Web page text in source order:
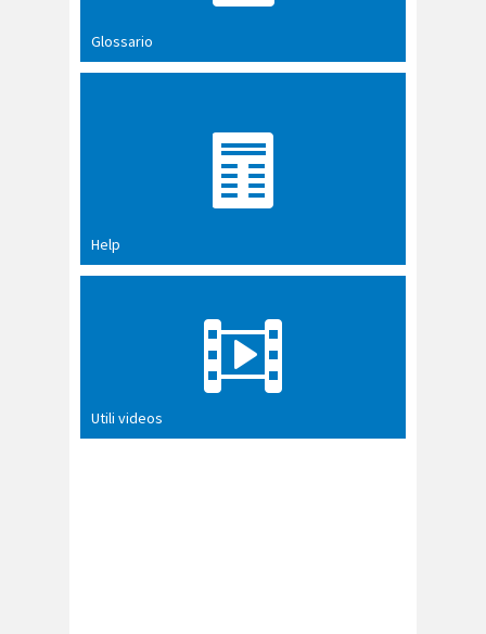
Glossario
Help
Utili videos